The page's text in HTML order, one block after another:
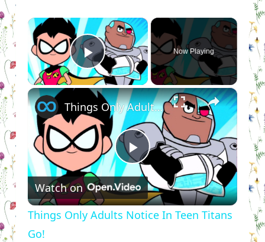
×
Play Video
Now Playing
×
Play
Video
Things Only Adults Notice In Teen Titans Go!
Watch on
Things Only Adults Notice In Teen Titans
Go!